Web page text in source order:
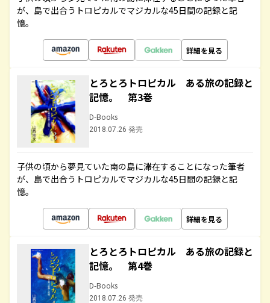
が、島で出合うトロピカルでマジカルな45日間の記録と記
憶。
詳細を見る
とろとろトロピカル ある旅の記録と
記憶。 第3巻
D-Books
2018.07.26 発売
子供の頃から夢見ていた南の島に滞在することになった筆者
が、島で出合うトロピカルでマジカルな45日間の記録と記
憶。
詳細を見る
とろとろトロピカル ある旅の記録と
記憶。 第4巻
D-Books
2018.07.26 発売